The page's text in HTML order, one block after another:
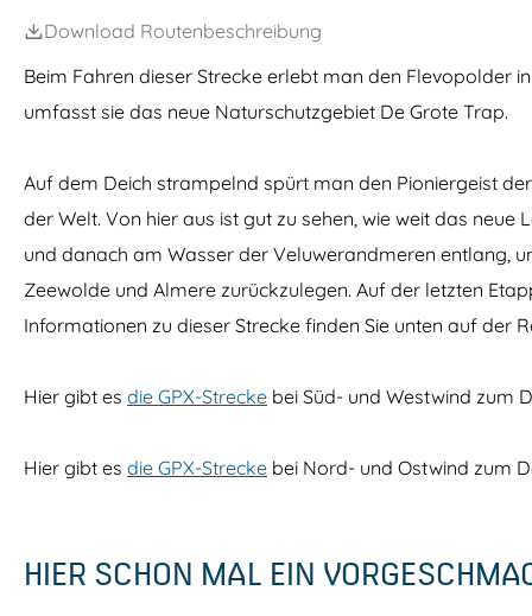
Download Routenbeschreibung
Beim Fahren dieser Strecke erlebt man den Flevopolder
umfasst sie das neue Naturschutzgebiet De Grote Trap.
Auf dem Deich strampelnd spürt man den Pioniergeist
der Welt. Von hier aus ist gut zu sehen, wie weit das
und danach am Wasser der Veluwerandmeren entlang,
Zeewolde und Almere zurückzulegen. Auf der letzten
Informationen zu dieser Strecke finden Sie unten auf der
Hier gibt es die GPX-Strecke bei Süd- und Westwind zum
Hier gibt es die GPX-Strecke bei Nord- und Ostwind zum
HIER SCHON MAL EIN